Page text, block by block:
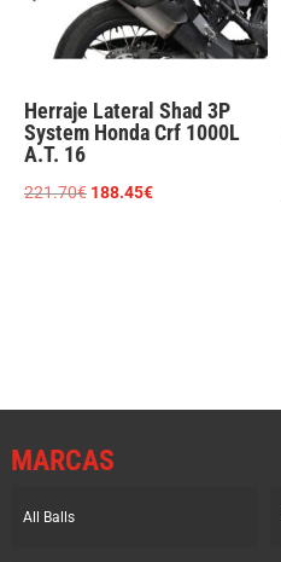
Herraje Lateral Shad 3P
System Honda Crf 1000L
A.T. 16
221.70€ El
188.45€El
MARCAS
All Balls